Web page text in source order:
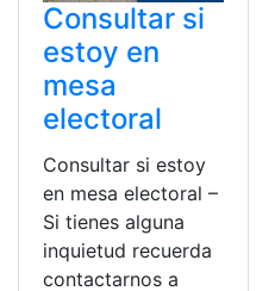
Consultar si
estoy en
mesa
electoral
Consultar si estoy
en mesa electoral –
Si tienes alguna
inquietud recuerda
contactarnos a